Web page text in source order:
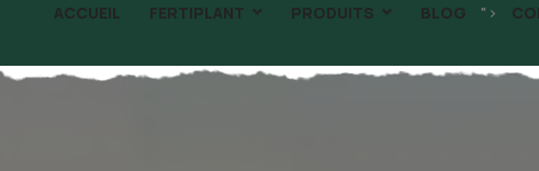
ACCUEIL FERTIPLANT PRODUITS BLOG ">